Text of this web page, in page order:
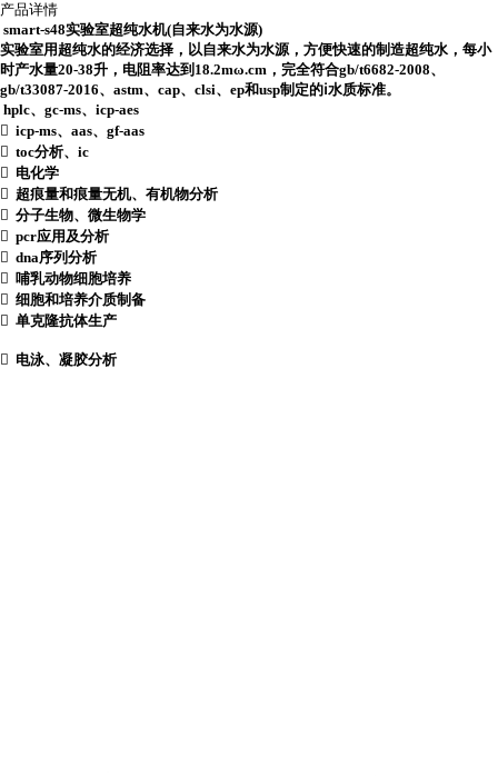
产品详情
smart-s48实验室超纯水机(自来水为水源)
实验室用超纯水的经济选择，以自来水为水源，方便快速的制造超纯水，每小
时产水量20-38升，电阻率达到 18.2mω.cm ，完全符合gb/t6682-2008、
gb/t33087-2016、 astm、 cap、 clsi、 ep和usp制定的ⅰ水质标准。
hplc、 gc-ms、 icp-aes
 icp-ms、 aas、 gf-aas
 toc分析、 ic
 电化学
 超痕量和痕量无机、有机物分析
 分子生物、微生物学
 pcr应用及分析
 dna序列分析
 哺乳动物细胞培养
 细胞和培养介质制备
 单克隆抗体生产
 电泳、凝胶分析